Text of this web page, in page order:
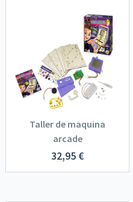
Taller de maquina
arcade
32,95 €